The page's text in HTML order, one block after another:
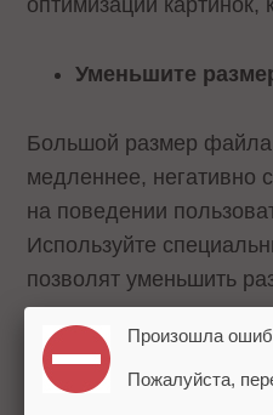
оптимизации картинок,
Уменьшите
Большой размер файла
медленнее, негативно
на поведении
Используйте
позволят уменьшить
Избегайте
Произошла
Пожалуйста,